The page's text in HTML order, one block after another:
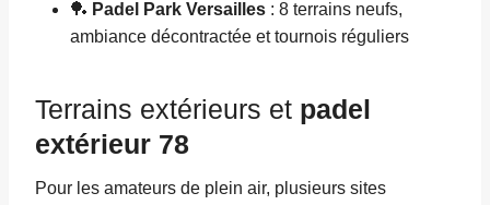
🏓 Padel Park Versailles : 8 terrains neufs,
ambiance décontractée et tournois réguliers
Terrains extérieurs et padel
extérieur 78
Pour les amateurs de plein air, plusieurs sites